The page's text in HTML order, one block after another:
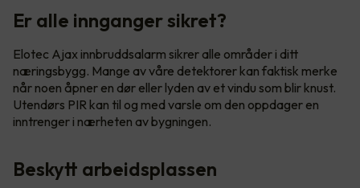
Er alle innganger sikret?
Elotec Ajax innbruddsalarm sikrer alle områder i ditt
næringsbygg. Mange av våre detektorer kan faktisk merke
når noen åpner en dør eller lyden av et vindu som blir knust.
Utendørs PIR kan til og med varsle om den oppdager en
inntrenger i nærheten av bygningen.
Beskytt arbeidsplassen